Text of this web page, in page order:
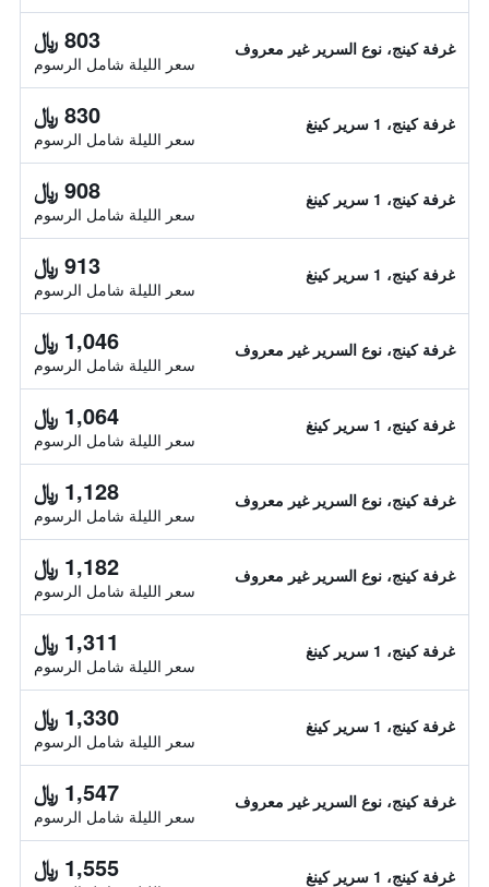
غرفة كينج، نوع السرير غير معروف 803 ﷼
سعر الليلة شامل الرسوم
غرفة كينج، 1 سرير كينغ 830 ﷼
سعر الليلة شامل الرسوم
غرفة كينج، 1 سرير كينغ 908 ﷼
سعر الليلة شامل الرسوم
غرفة كينج، 1 سرير كينغ 913 ﷼
سعر الليلة شامل الرسوم
غرفة كينج، نوع السرير غير معروف 1,046 ﷼
سعر الليلة شامل الرسوم
غرفة كينج، 1 سرير كينغ 1,064 ﷼
سعر الليلة شامل الرسوم
غرفة كينج، نوع السرير غير معروف 1,128 ﷼
سعر الليلة شامل الرسوم
غرفة كينج، نوع السرير غير معروف 1,182 ﷼
سعر الليلة شامل الرسوم
غرفة كينج، 1 سرير كينغ 1,311 ﷼
سعر الليلة شامل الرسوم
غرفة كينج، 1 سرير كينغ 1,330 ﷼
سعر الليلة شامل الرسوم
غرفة كينج، نوع السرير غير معروف 1,547 ﷼
سعر الليلة شامل الرسوم
غرفة كينج، 1 سرير كينغ 1,555 ﷼